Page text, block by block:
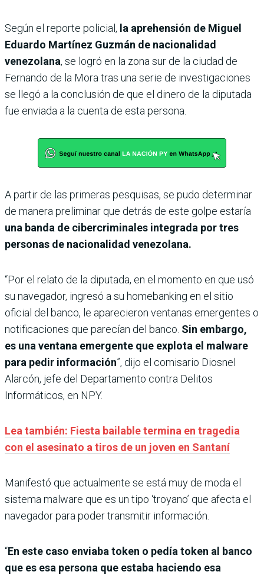
Según el reporte policial, la aprehensión de Miguel
Eduardo Martínez Guzmán de nacionalidad
venezolana, se logró en la zona sur de la ciudad de
Fernando de la Mora tras una serie de investigaciones
se llegó a la conclusión de que el dinero de la diputada
fue enviada a la cuenta de esta persona.
A partir de las primeras pesquisas, se pudo determinar
de manera preliminar que detrás de este golpe estaría
una banda de cibercriminales integrada por tres
personas de nacionalidad venezolana.
“Por el relato de la diputada, en el momento en que usó
su navegador, ingresó a su homebanking en el sitio
oficial del banco, le aparecieron ventanas emergentes o
notificaciones que parecían del banco. Sin embargo,
es una ventana emergente que explota el malware
para pedir información”, dijo el comisario Diosnel
Alarcón, jefe del Departamento contra Delitos
Informáticos, en NPY.
Lea también: Fiesta bailable termina en tragedia
con el asesinato a tiros de un joven en Santaní
Manifestó que actualmente se está muy de moda el
sistema malware que es un tipo ‘troyano’ que afecta el
navegador para poder transmitir información.
“En este caso enviaba token o pedía token al banco
que es esa persona que estaba haciendo esa